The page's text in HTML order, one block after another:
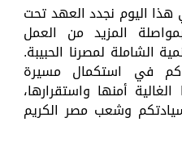
هذا اليوم نجدد العهد تحت
المزيد من العمل
الشاملة لمصرنا الحبيبة.
في استكمال مسيرة
أمنها واستقرارها،
وشعب مصر الكريم